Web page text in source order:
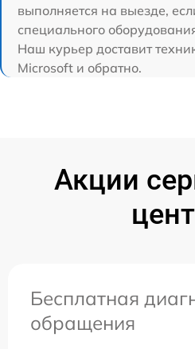
выполняется на выезде,
специального
Наш курьер доставит
Microsoft и обратно.
Акции
Бесплатная
обращения